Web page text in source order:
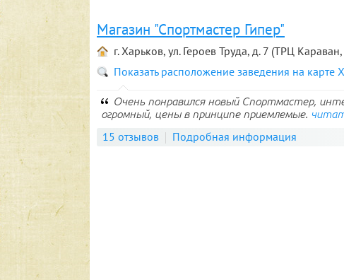
Магазин "Спортмастер Гипер"
г. Харьков, ул. Героев Труда, д. 7 (ТРЦ
Показать расположение заведения на карте
Очень понравился новый Спортмастер,
огромный, цены в принципе приемлемые.
15 отзывов Подробная информация